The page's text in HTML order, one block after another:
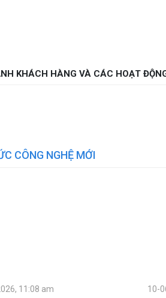
KHÁCH HÀNG VÀ CÁC HOẠT
CÔNG NGHỆ MỚI
11:08 am 10-